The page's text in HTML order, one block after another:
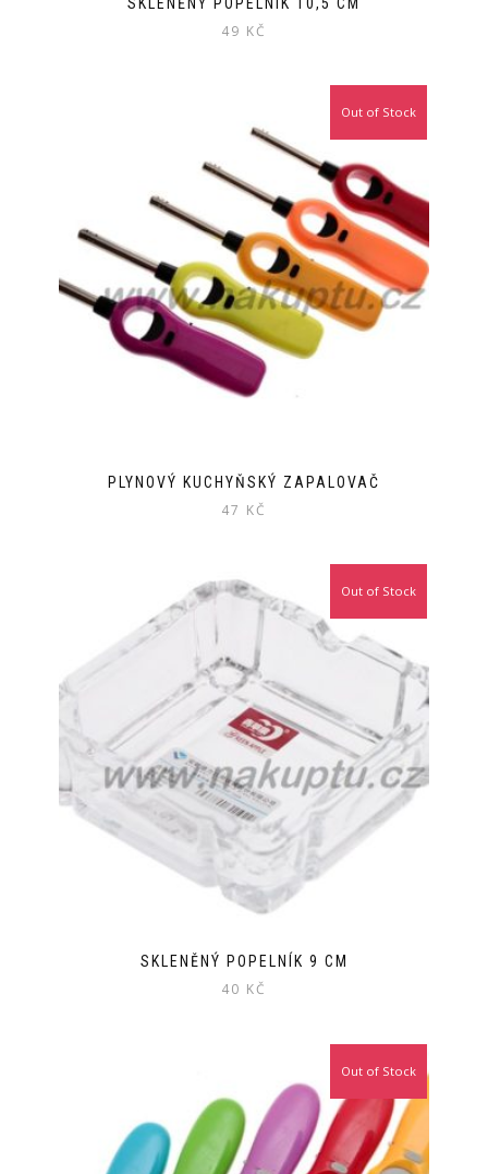
49 KČ
PLYNOVÝ KUCHYŇSKÝ ZAPALOVAČ
47 KČ
Out of Stock
SKLENĚNÝ POPELNÍK 9 CM
40 KČ
Out of Stock
Out of Stock